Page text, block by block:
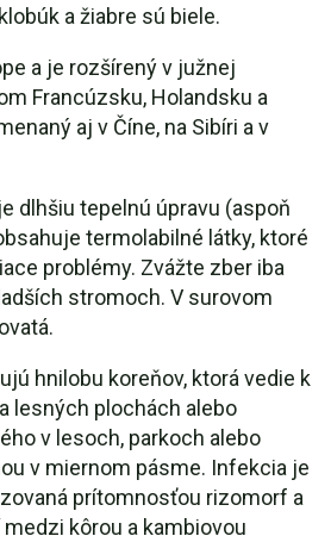
a žiabre sú biele.
a je rozšírený v južnej
Francúzsku, Holandsku a
aj v Číne, na Sibíri a v
dlhšiu tepelnú úpravu (aspoň
termolabilné látky, ktoré
problémy. Zvážte zber iba
stromoch. V surovom
hnilobu koreňov, ktorá vedie k
lesných plochách alebo
v lesoch, parkoch alebo
v miernom pásme. Infekcia je
prítomnosťou rizomorf a
kôrou a kambiovou